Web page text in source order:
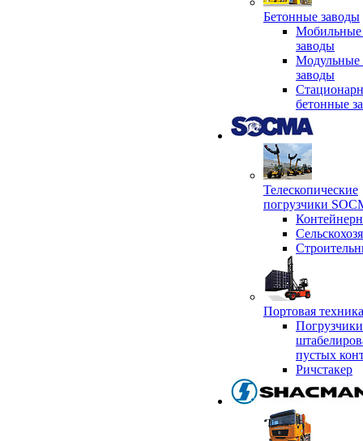
Бетонные заводы
Мобильные
заводы
Модульные
заводы
бетонные
Телескопические
погрузчики
Портовая
пустых
Ричстакер